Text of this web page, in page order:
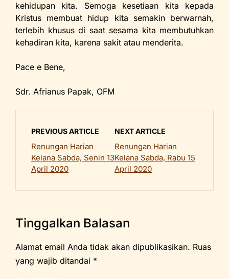
kehidupan kita. Semoga kesetiaan kita kepada
Kristus membuat hidup kita semakin berwarnah,
terlebih khusus di saat sesama kita membutuhkan
kehadiran kita, karena sakit atau menderita.
Pace e Bene,
Sdr. Afrianus Papak, OFM
PREVIOUS ARTICLE
Renungan Harian
Kelana Sabda, Senin 13
April 2020
NEXT ARTICLE
Renungan Harian
Kelana Sabda, Rabu 15
April 2020
Tinggalkan Balasan
Alamat email Anda tidak akan dipublikasikan. Ruas
yang wajib ditandai *